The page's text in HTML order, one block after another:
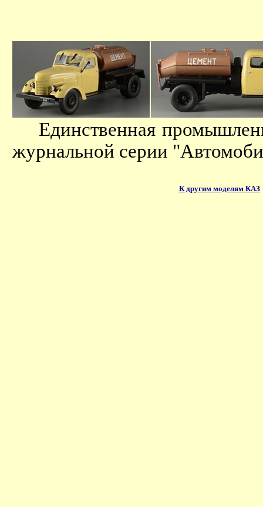
Единственная
журнальной серии
К другим моделям КАЗ